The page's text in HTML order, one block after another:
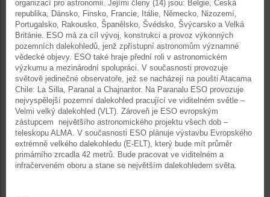
organizací pro astronomii. Jejími členy (14) jsou: Belgie, Česká
republika, Dánsko, Finsko, Francie, Itálie, Německo, Nizozemí,
Portugalsko, Rakousko, Španělsko, Švédsko, Švýcarsko a Velká
Británie. ESO má za cíl vývoj, konstrukci a provoz výkonných
pozemních dalekohledů, jenž zpřístupní astronomům významné
vědecké objevy. ESO také hraje přední roli v astronomickém
výzkumu a mezinárodní spolupráci. V současnosti provozuje
světově jedinečné observatoře, jež se nacházejí na poušti Atacama
Chile: La Silla, Paranal a Chajnantor. Na Paranalu ESO provozuje
nejvyspělejší pozemní dalekohled pracující ve viditelném světle –
Velmi velký dalekohled (VLT). Zároveň je ESO evropským
zástupcem největšího astronomického projektu všech dob –
teleskopu ALMA. V současnosti ESO plánuje výstavbu Evropského
extrémně velkého dalekohledu (E-ELT), který bude mít průměr
primárního zrcadla 42 metrů. Bude pracovat ve viditelném a
infračerveném oboru a stane se největším dalekohledem světa.